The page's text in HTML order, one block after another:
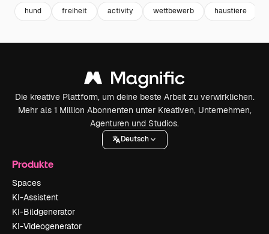
hund freiheit activity wettbewerb haustiere
Die kreative Plattform, um deine beste Arbeit zu verwirklichen.
Mehr als 1 Million Abonnenten unter Kreativen, Unternehmen,
Agenturen und Studios.
Deutsch
Produkte
Spaces
KI-Assistent
KI-Bildgenerator
KI-Videogenerator